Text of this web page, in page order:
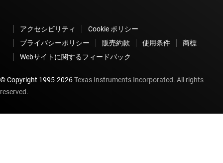
アクセシビリティ
Cookie ポリシー
プライバシーポリシー
販売約款 使用条件
商標
Webサイトに関するフィードバック
© Copyright 1995-2026Texas Instruments Incorporated. All rights
reserved.